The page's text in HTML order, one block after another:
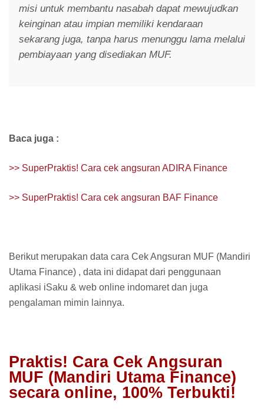
misi untuk membantu nasabah dapat mewujudkan
keinginan atau impian memiliki kendaraan
sekarang juga, tanpa harus menunggu lama melalui
pembiayaan yang disediakan MUF.
Baca juga :
>> SuperPraktis! Cara cek angsuran ADIRA Finance
>> SuperPraktis! Cara cek angsuran BAF Finance
Berikut merupakan data cara Cek Angsuran MUF (Mandiri
Utama Finance) , data ini didapat dari penggunaan
aplikasi iSaku & web online indomaret dan juga
pengalaman mimin lainnya.
Praktis! Cara Cek Angsuran
MUF (Mandiri Utama Finance)
secara online, 100% Terbukti!